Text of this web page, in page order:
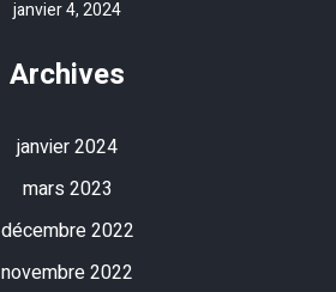
janvier 4, 2024
Archives
janvier 2024
mars 2023
décembre 2022
novembre 2022